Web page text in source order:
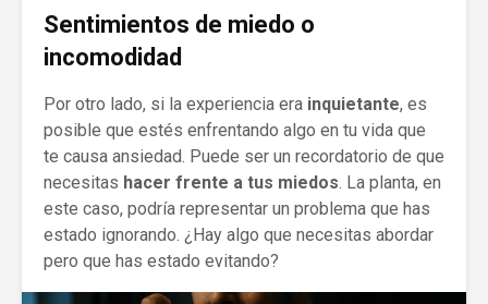
Sentimientos de miedo o
incomodidad
Por otro lado, si la experiencia era inquietante, es
posible que estés enfrentando algo en tu vida que
te causa ansiedad. Puede ser un recordatorio de que
necesitas hacer frente a tus miedos. La planta, en
este caso, podría representar un problema que has
estado ignorando. ¿Hay algo que necesitas abordar
pero que has estado evitando?